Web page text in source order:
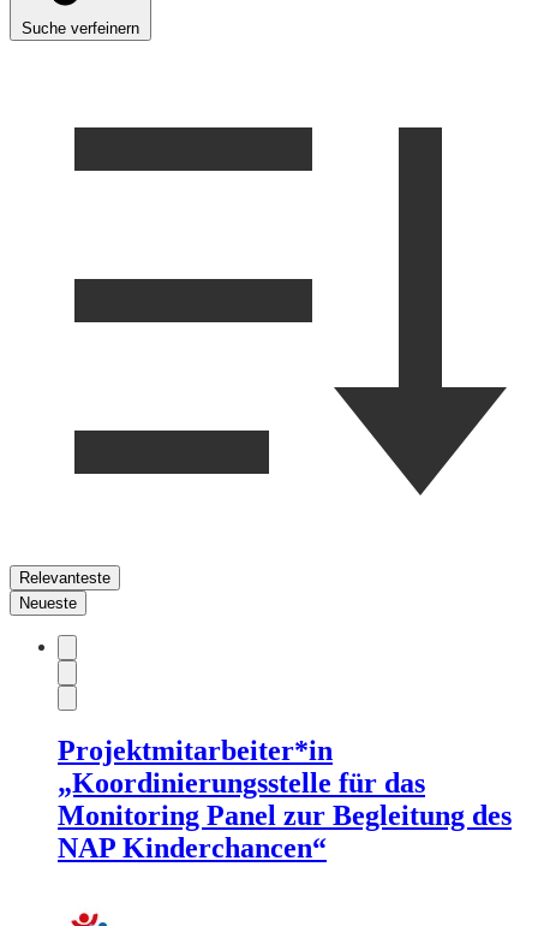
Suche verfeinern
Relevanteste
Neueste
Projektmitarbeiter*in
„Koordinierungsstelle für das
Monitoring Panel zur Begleitung des
NAP Kinderchancen“